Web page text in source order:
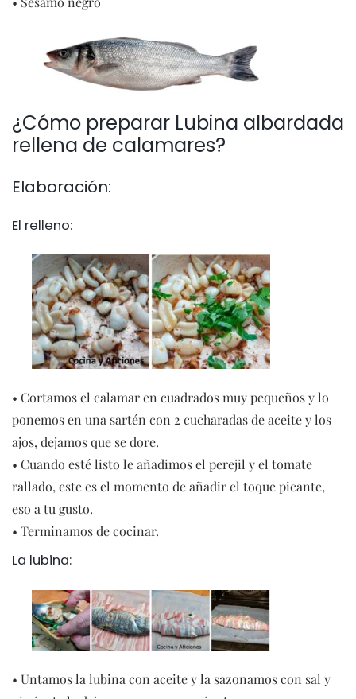
¿Cómo preparar Lubina albardada
rellena de calamares?
Elaboración:
El relleno:
• Cortamos el calamar en cuadrados muy pequeños y lo
ponemos en una sartén con 2 cucharadas de aceite y los
ajos, dejamos que se dore.
• Cuando esté listo le añadimos el perejil y el tomate
rallado, este es el momento de añadir el toque picante,
eso a tu gusto.
• Terminamos de cocinar.
La lubina:
• Untamos la lubina con aceite y la sazonamos con sal y